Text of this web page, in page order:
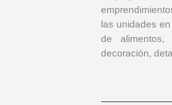
las unidades
de alimentos,
decoración,